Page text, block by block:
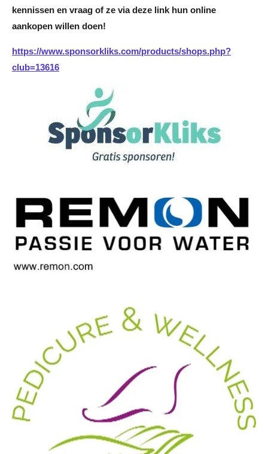
kennissen en vraag of ze via deze link hun online
aankopen willen doen!
https://www.sponsorkliks.com/products/shops.php?
club=13616